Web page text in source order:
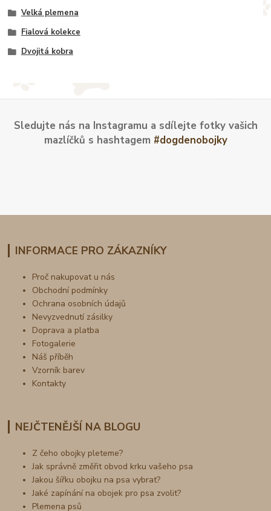
Velká plemena
Fialová kolekce
Dvojitá kobra
Sledujte nás na Instagramu a sdílejte fotky vašich
mazlíčků s hashtagem #dogdenobojky
INFORMACE PRO ZÁKAZNÍKY
Proč nakupovat u nás
Obchodní podmínky
Ochrana osobních údajů
Nevyzvednutí zásilky
Doprava a platba
Fotogalerie
Náš příběh
Vzorník barev
Kontakty
NEJČTENĚJŠÍ NA BLOGU
Z čeho obojky pleteme?
Jak správně změřit obvod krku vašeho psa
Jakou šířku obojku na psa vybrat?
Jaké zapínání na obojek pro psa zvolit?
Plemena psů